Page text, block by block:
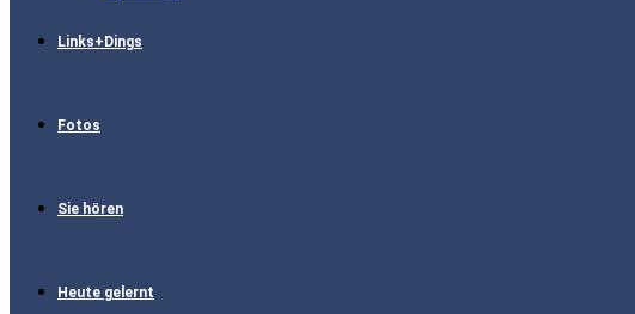
Links+Dings
Fotos
Sie hören
Heute gelernt